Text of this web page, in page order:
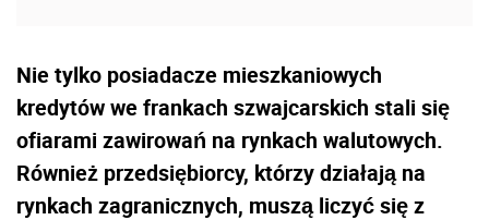
Nie tylko posiadacze mieszkaniowych
kredytów we frankach szwajcarskich stali się
ofiarami zawirowań na rynkach walutowych.
Również przedsiębiorcy, którzy działają na
rynkach zagranicznych, muszą liczyć się z